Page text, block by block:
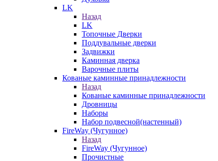
LK
Назад
LK
Топочные Дверки
Поддувальные дверки
Задвижки
Каминная дверка
Варочные плиты
Кованые каминные принадлежности
Назад
Кованые каминные принадлежности
Дровницы
Наборы
Набор подвесной(настенный)
FireWay (Чугунное)
Назад
FireWay (Чугунное)
Прочистные